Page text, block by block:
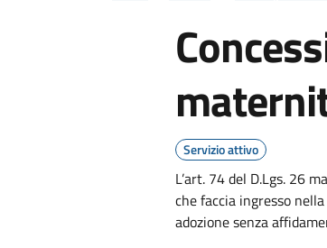
Servizio attivo
L’art. 74 del D.Lgs. 26
che faccia ingresso
adozione senza